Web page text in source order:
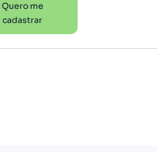
Quero me
cadastrar